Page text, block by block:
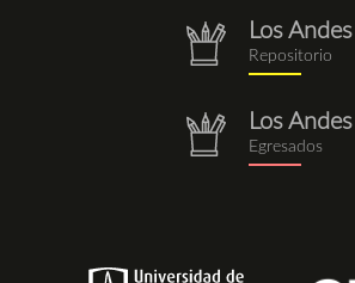
repositorio.png
Los Andes
Repositorio
repositorio.png
Los Andes
Egresados